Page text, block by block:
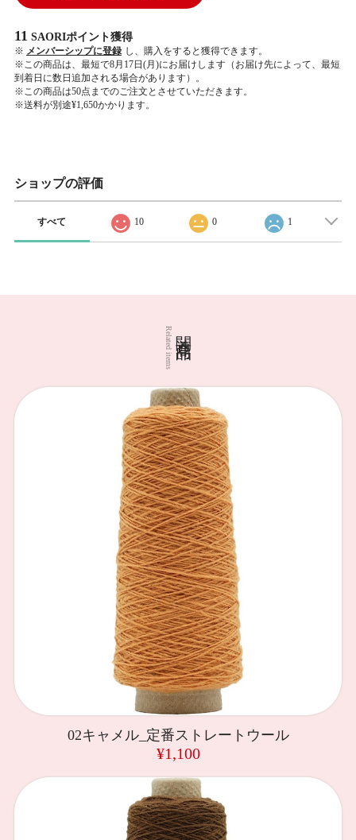
11 SAORIポイント獲得
※ メンバーシップに登録 し、購入をすると獲得できます。
※この商品は、最短で8月17日(月)にお届けします（お届け先によって、最短
到着日に数日追加される場合があります）。
※この商品は50点までのご注文とさせていただきます。
※送料が別途¥1,650かかります。
ショップの評価
すべて 10 0 1
Related items
02キャメル_定番ストレートウール
¥1,100